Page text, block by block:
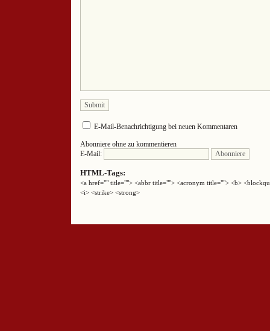
E-Mail-Benachrichtigung bei neuen Kommentaren
Abonniere ohne zu kommentieren
E-Mail:
HTML-Tags:
<a href="" title=""> <abbr title=""> <acronym title=""> <b>
<i> <strike> <strong>